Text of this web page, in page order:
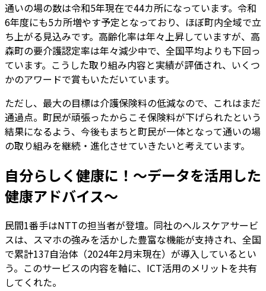
通いの場の数は令和5年現在で44カ所になっています。令和
6年度にも5カ所増やす予定となっており、ほぼ町内全域で立
ち上がる見込みです。高齢化率は年々上昇していますが、高
森町の要介護認定率は年々減少中で、全国平均よりも下回っ
ています。こうした取り組み内容と実績が評価され、いくつ
かのアワードで賞もいただいています。
ただし、最大の目標は介護保険料の低減なので、これはまだ
通過点。町民が頑張ったからこそ保険料が下げられたという
結果になるよう、今後もまちと町民が一体となって通いの場
の取り組みを継続・進化させていきたいと考えています。
自分らしく健康に！～データを活用した
健康アドバイス～
民間1番手はNTTの担当者が登壇。同社のヘルスケアサービ
スは、スマホの強みを活かした豊富な機能が支持され、全国
で累計137自治体（2024年2月末現在）が導入しているとい
う。このサービスの内容を軸に、ICT活用のメリットを共有
してくれた。